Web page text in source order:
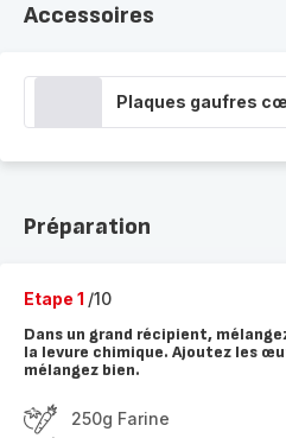
Accessoires
Plaques gaufres
Préparation
Etape 1 /10
Dans un grand récipient,
la levure chimique. Ajoutez les
mélangez bien.
250g Farine